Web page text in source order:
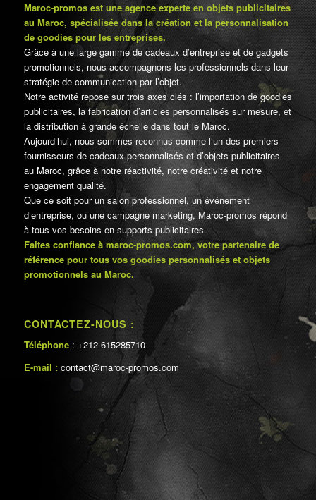
Maroc-promos est une agence experte en objets publicitaires
au Maroc, spécialisée dans la création et la personnalisation
de goodies pour les entreprises.
Grâce à une large gamme de cadeaux d’entreprise et de gadgets
promotionnels, nous accompagnons les professionnels dans leur
stratégie de communication par l’objet.
Notre activité repose sur trois axes clés : l’importation de goodies
publicitaires, la fabrication d’articles personnalisés sur mesure, et
la distribution à grande échelle dans tout le Maroc.
Aujourd’hui, nous sommes reconnus comme l’un des premiers
fournisseurs de cadeaux personnalisés et d’objets publicitaires
au Maroc, grâce à notre réactivité, notre créativité et notre
engagement qualité.
Que ce soit pour un salon professionnel, un événement
d’entreprise, ou une campagne marketing, Maroc-promos répond
à tous vos besoins en supports publicitaires.
Faites confiance à maroc-promos.com, votre partenaire de
référence pour tous vos goodies personnalisés et objets
promotionnels au Maroc.
CONTACTEZ-NOUS :
Téléphone : +212 615285710
E-mail : contact@maroc-promos.com